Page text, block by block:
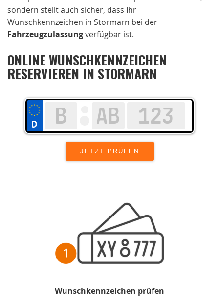
sondern stellt auch sicher, dass Ihr
Wunschkennzeichen in Stormarn bei der
Fahrzeugzulassungverfügbar ist.
ONLINE WUNSCHKENNZEICHEN
RESERVIEREN IN STORMARN
Wunschkennzeichen prüfen